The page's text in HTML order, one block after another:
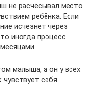
не расчёсывал место
ребёнка. Если
исчезнет через
иногда процесс
малыша, а он у всех
себя